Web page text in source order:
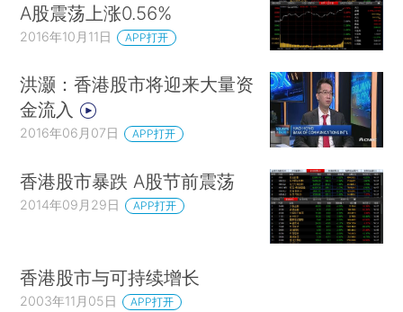
A股震荡上涨0.56%
2016年10月11日 APP打开
洪灏：香港股市将迎来大量资
金流入
2016年06月07日 APP打开
香港股市暴跌 A股节前震荡
2014年09月29日 APP打开
香港股市与可持续增长
2003年11月05日 APP打开